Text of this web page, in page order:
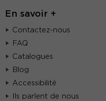
En savoir +
Contactez-nous
FAQ
Catalogues
Blog
Accessibilité
Ils parlent de nous